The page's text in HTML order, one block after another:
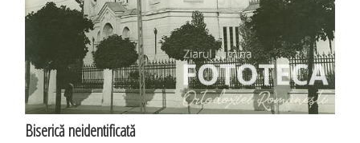
Biserică neidentificată